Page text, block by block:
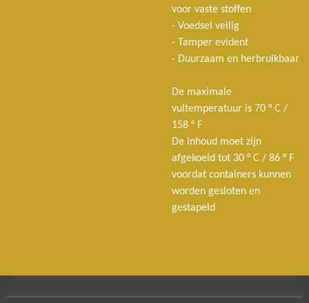
voor vaste stoffen
- Voedsel veilig
- Tamper evident
- Duurzaam en herbruikbaar
De maximale
vultemperatuur is 70 ° C /
158 ° F
De inhoud moet zijn
afgekoeld tot 30 ° C / 86 ° F
voordat containers kunnen
worden gesloten en
gestapeld